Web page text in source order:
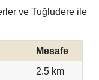
ve Tuğludere ile
Mesafe
2.5 km